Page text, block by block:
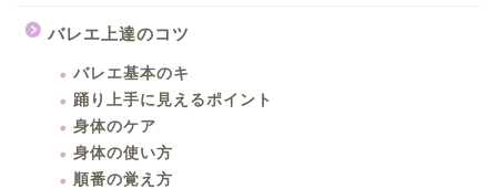
バレエ上達のコツ
バレエ基本のキ
踊り上手に見えるポイント
身体のケア
身体の使い方
順番の覚え方